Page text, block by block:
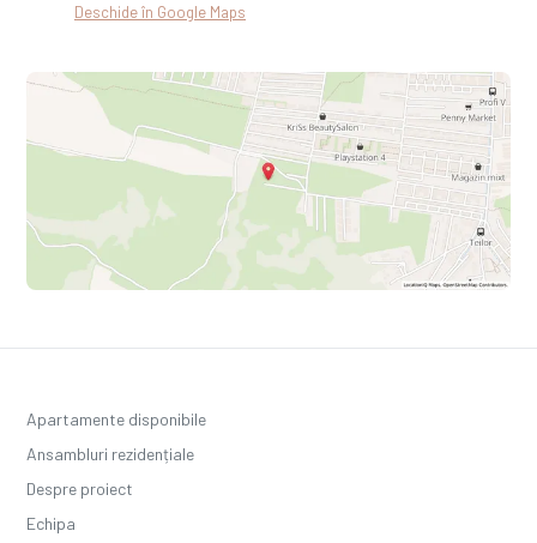
Deschide în Google Maps
Apartamente disponibile
Ansambluri rezidențiale
Despre proiect
Echipa